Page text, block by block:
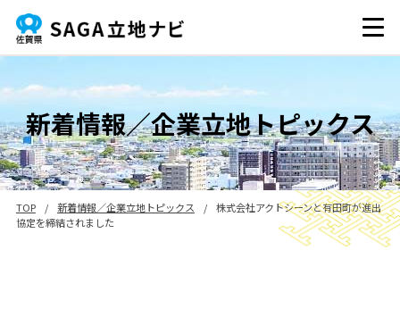
新着情報／企業立地トピックス
TOP / 新着情報／企業立地トピックス /
株式会社アクトシーンと有田町が進出
協定を締結されました